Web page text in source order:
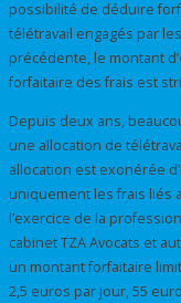
possibilité de déduire
télétravail engagés par
précédente, le montant
forfaitaire des frais est
Depuis deux ans,
une allocation de
allocation est exonérée
uniquement les frais liés
l’exercice de la
cabinet TZA Avocats et
un montant forfaitaire
2,5 euros par jour, 55